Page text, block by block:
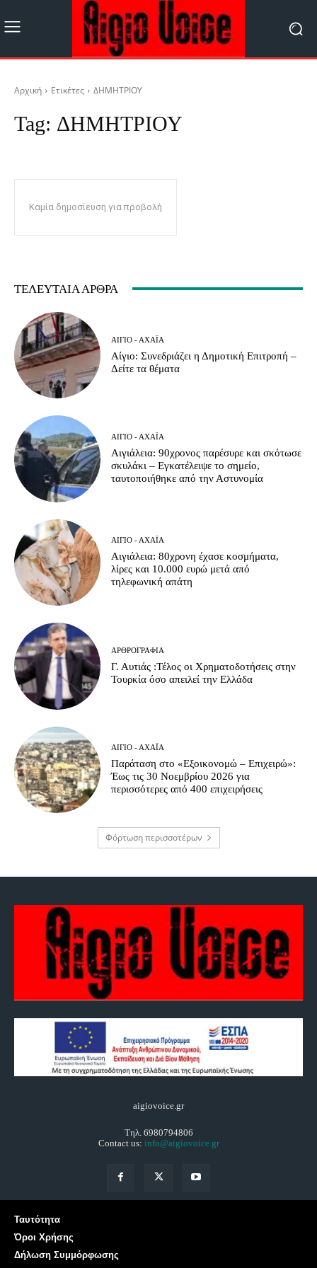
Αρχική Ετικέτες ΔΗΜΗΤΡΙΟΥ
Tag: ΔΗΜΗΤΡΙΟΥ
Καμία δημοσίευση για προβολή
ΤΕΛΕΥΤΑΊΑ ΆΡΘΡΑ
ΑΊΓΙΟ - ΑΧΑΪ́Α
Αίγιο: Συνεδριάζει η Δημοτική Επιτροπή –
Δείτε τα θέματα
ΑΊΓΙΟ - ΑΧΑΪ́Α
Αιγιάλεια: 90χρονος παρέσυρε και σκότωσε
σκυλάκι – Εγκατέλειψε το σημείο,
ταυτοποιήθηκε από την Αστυνομία
ΑΊΓΙΟ - ΑΧΑΪ́Α
Αιγιάλεια: 80χρονη έχασε κοσμήματα,
λίρες και 10.000 ευρώ μετά από
τηλεφωνική απάτη
ΑΡΘΡΟΓΡΑΦΊΑ
Γ. Αυτιάς :Τέλος οι Χρηματοδοτήσεις στην
Τουρκία όσο απειλεί την Ελλάδα
ΑΊΓΙΟ - ΑΧΑΪ́Α
Παράταση στο «Εξοικονομώ – Επιχειρώ»:
Έως τις 30 Νοεμβρίου 2026 για
περισσότερες από 400 επιχειρήσεις
Φόρτωση περισσοτέρων
aigiovoice.gr
Τηλ. 6980794806
Contact us: info@aigiovoice.gr
Ταυτότητα
Όροι Χρήσης
Δήλωση Συμμόρφωσης